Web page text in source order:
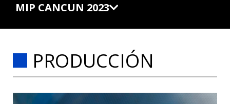
MIP CANCUN 2023
PRODUCCIÓN